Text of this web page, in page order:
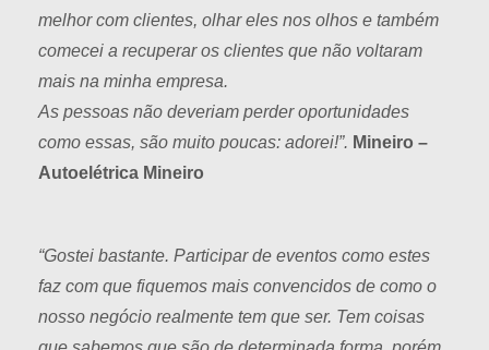
melhor com clientes, olhar eles nos olhos e também
comecei a recuperar os clientes que não voltaram
mais na minha empresa.
As pessoas não deveriam perder oportunidades
como essas, são muito poucas: adorei!”. Mineiro –
Autoelétrica Mineiro
“Gostei bastante. Participar de eventos como estes
faz com que fiquemos mais convencidos de como o
nosso negócio realmente tem que ser. Tem coisas